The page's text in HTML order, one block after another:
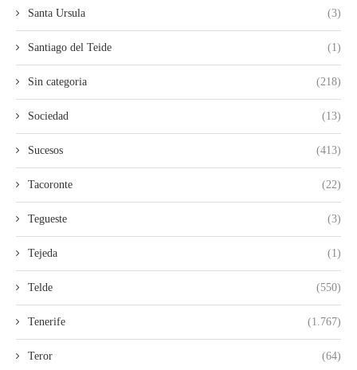
Santa Ursula (3)
Santiago del Teide (1)
Sin categoria (218)
Sociedad (13)
Sucesos (413)
Tacoronte (22)
Tegueste (3)
Tejeda (1)
Telde (550)
Tenerife (1.767)
Teror (64)